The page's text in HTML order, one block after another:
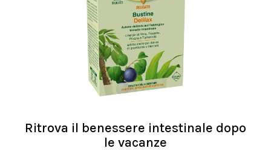
Ritrova il benessere intestinale dopo
le vacanze